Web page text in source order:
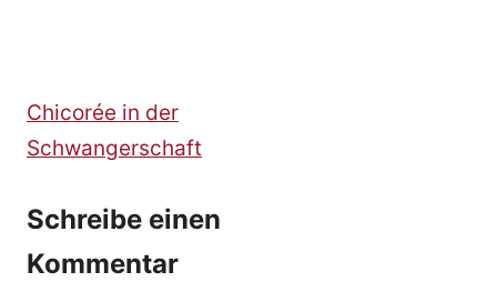
Chicorée in der
Schwangerschaft
Schreibe einen
Kommentar